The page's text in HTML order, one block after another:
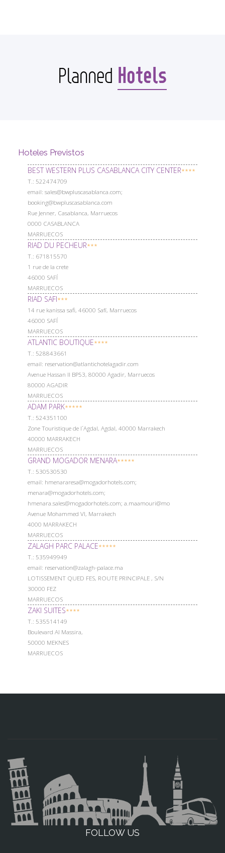
Planned Hotels
Hoteles Previstos
BEST WESTERN PLUS CASABLANCA CITY CENTER****
Т.: 522474709
email: sales@bwpluscasablanca.com;
booking@bwpluscasablanca.com
Rue Jenner, Casablanca, Marruecos
0000 CASABLANCA
MARRUECOS
RIAD DU PECHEUR***
Т.: 671815570
1 rue de la crete
46000 SAFÍ
MARRUECOS
RIAD SAFI***
14 rue kanissa safi, 46000 Safí, Marruecos
46000 SAFÍ
MARRUECOS
ATLANTIC BOUTIQUE****
Т.: 528843661
email: reservation@atlantichotelagadir.com
Avenue Hassan II BP53, 80000 Agadir, Marruecos
80000 AGADIR
MARRUECOS
ADAM PARK*****
Т.: 524351100
Zone Touristique de l´Agdal, Agdal, 40000 Marrakech
40000 MARRAKECH
MARRUECOS
GRAND MOGADOR MENARA*****
Т.: 530530530
email: hmenararesa@mogadorhotels.com;
menara@mogadorhotels.com;
hmenara.sales@mogadorhotels.com; a.maamouri@mo
Avenue Mohammed VI, Marrakech
4000 MARRAKECH
MARRUECOS
ZALAGH PARC PALACE*****
Т.: 535949949
email: reservation@zalagh-palace.ma
LOTISSEMENT QUED FES, ROUTE PRINCIPALE , S/N
30000 FEZ
MARRUECOS
ZAKI SUITES****
Т.: 535514149
Boulevard Al Massira,
50000 MEKNES
MARRUECOS
FOLLOW US